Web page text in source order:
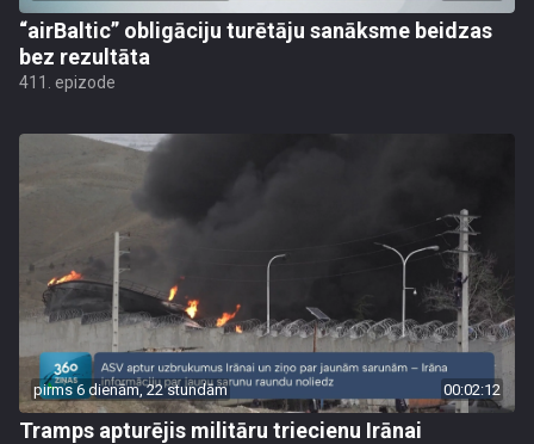
“airBaltic” obligāciju turētāju sanāksme beidzas
bez rezultāta
411. epizode
pirms 6 dienām, 22 stundām 00:02:12
Tramps apturējis militāru triecienu Irānai